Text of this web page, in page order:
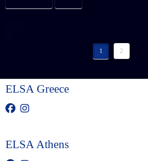
1 2
ELSA Greece
ELSA Athens